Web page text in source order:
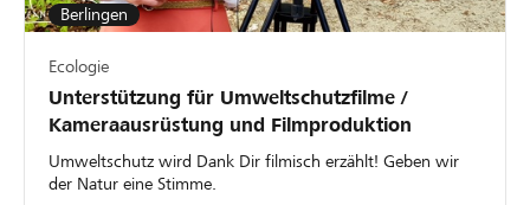
Berlingen
Ecologie
Unterstützung für Umweltschutzfilme /
Kameraausrüstung und Filmproduktion
Umweltschutz wird Dank Dir filmisch erzählt! Geben wir
der Natur eine Stimme.